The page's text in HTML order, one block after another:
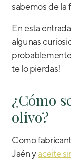
sabemos de la
En esta
algunas
te lo pierdas!
¿Cómo
olivo?
Como
Jaén yaceite